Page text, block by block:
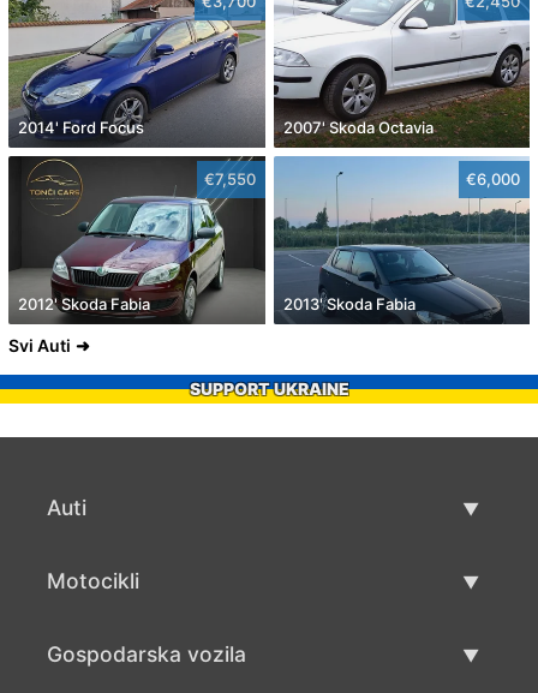
2014' Ford Focus 2007' Skoda Octavia
€7,550
2012' Skoda Fabia
€6,000
2013' Skoda Fabia
Svi Auti
SUPPORT UKRAINE
Auti
Motocikli
Gospodarska vozila